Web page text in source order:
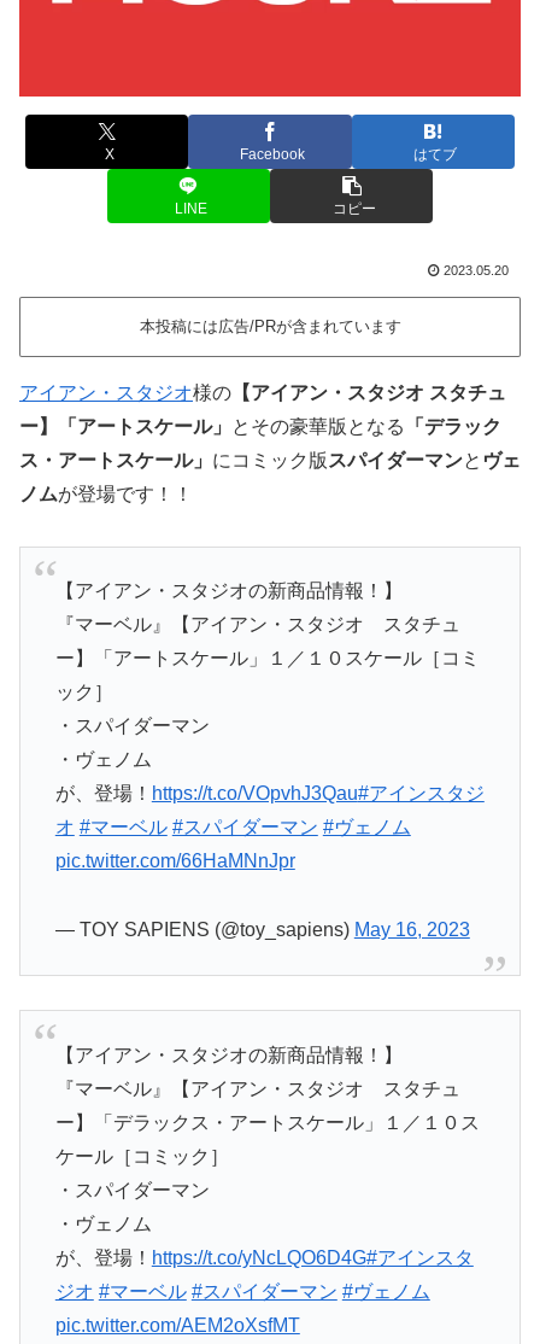
X Facebook はてブ
LINE コピー
2023.05.20
本投稿には広告/PRが含まれています
アイアン・スタジオ様の 【アイアン・スタジオ スタチュ
ー】「アートスケール」
とその豪華版となる
「デラック
ス・アートスケール」 にコミック版 スパイダーマンと ヴェ
ノムが登場です！！
【アイアン・スタジオの新商品情報！】
『マーベル』【アイアン・スタジオ スタチュ
ー】「アートスケール」１／１０スケール［コミ
ック］
・スパイダーマン
・ヴェノム
が、登場！ https://t.co/VOpvhJ3Qau#アインスタジ
オ #マーベル #スパイダーマン #ヴェノム
pic.twitter.com/66HaMNnJpr
— TOY SAPIENS (@toy_sapiens) May 16, 2023
【アイアン・スタジオの新商品情報！】
『マーベル』【アイアン・スタジオ スタチュ
ー】「デラックス・アートスケール」１／１０ス
ケール［コミック］
・スパイダーマン
・ヴェノム
が、登場！ https://t.co/yNcLQO6D4G#アインスタ
ジオ #マーベル #スパイダーマン #ヴェノム
pic.twitter.com/AEM2oXsfMT